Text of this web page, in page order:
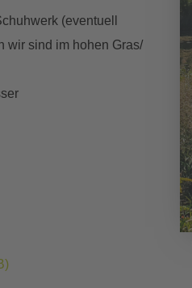
(eventuell
wir sind im hohen Gras/